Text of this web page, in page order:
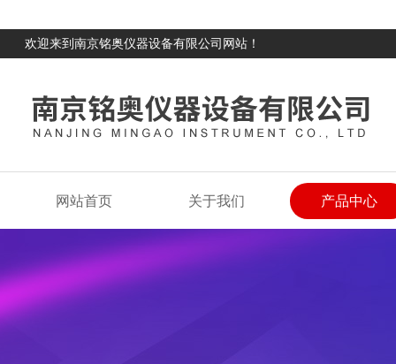
欢迎来到南京铭奥仪器设备有限公司网站！
网站首页 关于我们 产品中心